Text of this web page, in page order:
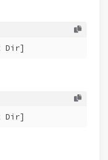
Dir]
Dir]